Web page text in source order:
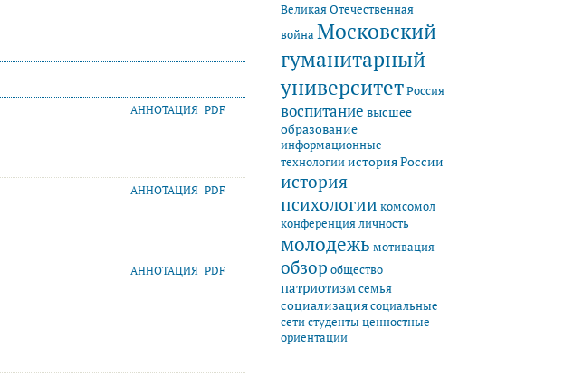
Великая Отечественная
войнаМосковский
гуманитарный
университетРоссия
воспитание высшее
образование
информационные
технологииистория России
история
психологии комсомол
конференцияличность
молодежь мотивация
обзор общество
патриотизмсемья
социализациясоциальные
сетистуденты ценностные
ориентации
АННОТАЦИЯ PDF
АННОТАЦИЯ PDF
АННОТАЦИЯ PDF